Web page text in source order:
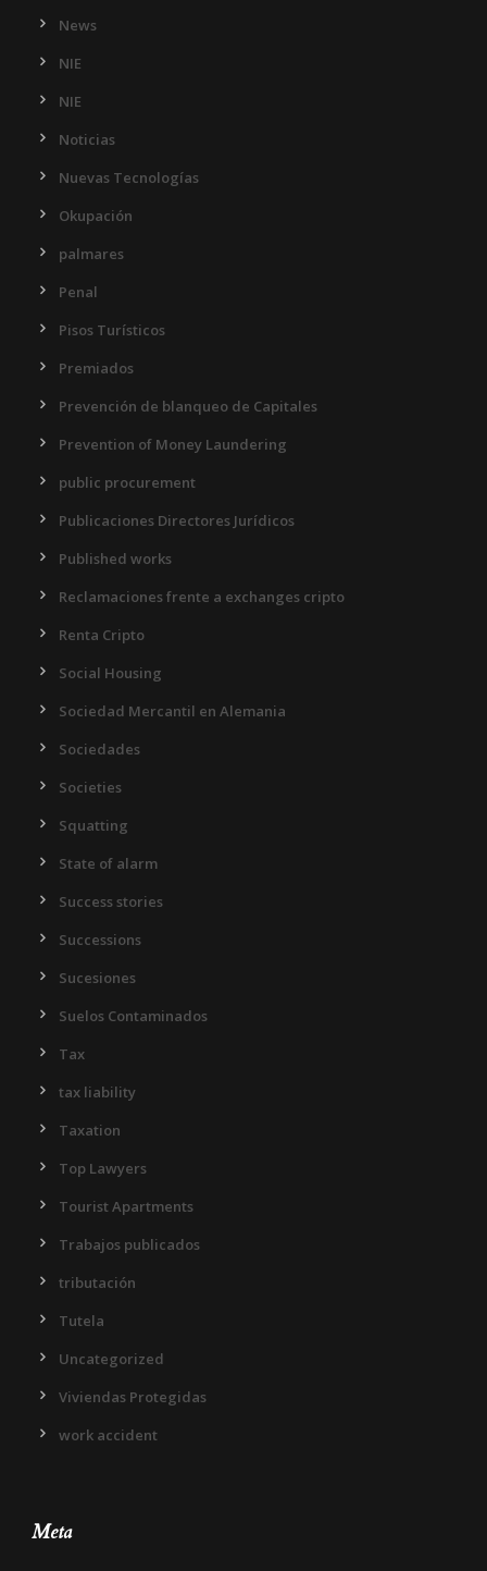
News
NIE
NIE
Noticias
Nuevas Tecnologías
Okupación
palmares
Penal
Pisos Turísticos
Premiados
Prevención de blanqueo de Capitales
Prevention of Money Laundering
public procurement
Publicaciones Directores Jurídicos
Published works
Reclamaciones frente a exchanges cripto
Renta Cripto
Social Housing
Sociedad Mercantil en Alemania
Sociedades
Societies
Squatting
State of alarm
Success stories
Successions
Sucesiones
Suelos Contaminados
Tax
tax liability
Taxation
Top Lawyers
Tourist Apartments
Trabajos publicados
tributación
Tutela
Uncategorized
Viviendas Protegidas
work accident
Meta